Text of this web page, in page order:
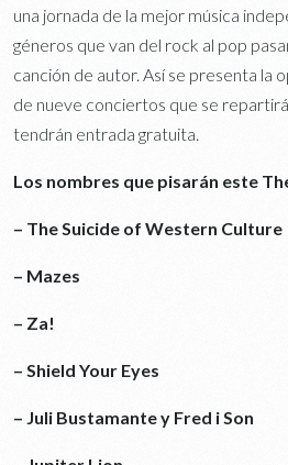
una jornada de la mejor música
géneros que van del rock al pop
canción de autor. Así se presenta la
de nueve conciertos que se
tendrán entrada gratuita.
Los nombres que pisarán este
– The Suicide of Western Culture
– Mazes
– Za!
– Shield Your Eyes
– Juli Bustamante y Fred i Son